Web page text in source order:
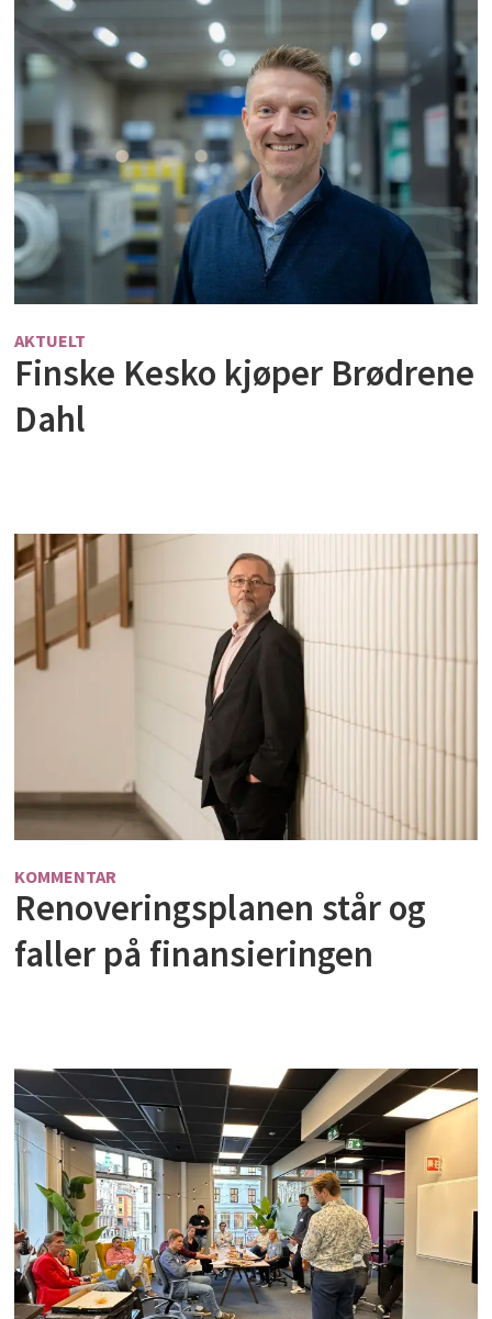
AKTUELT
Finske Kesko kjøper Brødrene
Dahl
KOMMENTAR
Renoveringsplanen står og
faller på finansieringen